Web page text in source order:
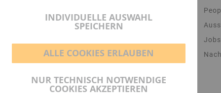
Lieferung und Abholung
Widerrufsrecht
INDIVIDUELLE AUSWAHL
SPEICHERN
ALLE COOKIES ERLAUBEN
NUR TECHNISCH NOTWENDIGE
COOKIES AKZEPTIEREN